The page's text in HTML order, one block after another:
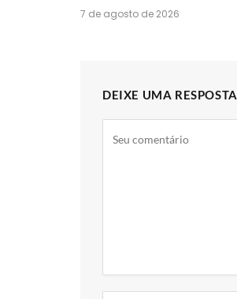
7 de agosto de 2026
DEIXE UMA RESPOSTA